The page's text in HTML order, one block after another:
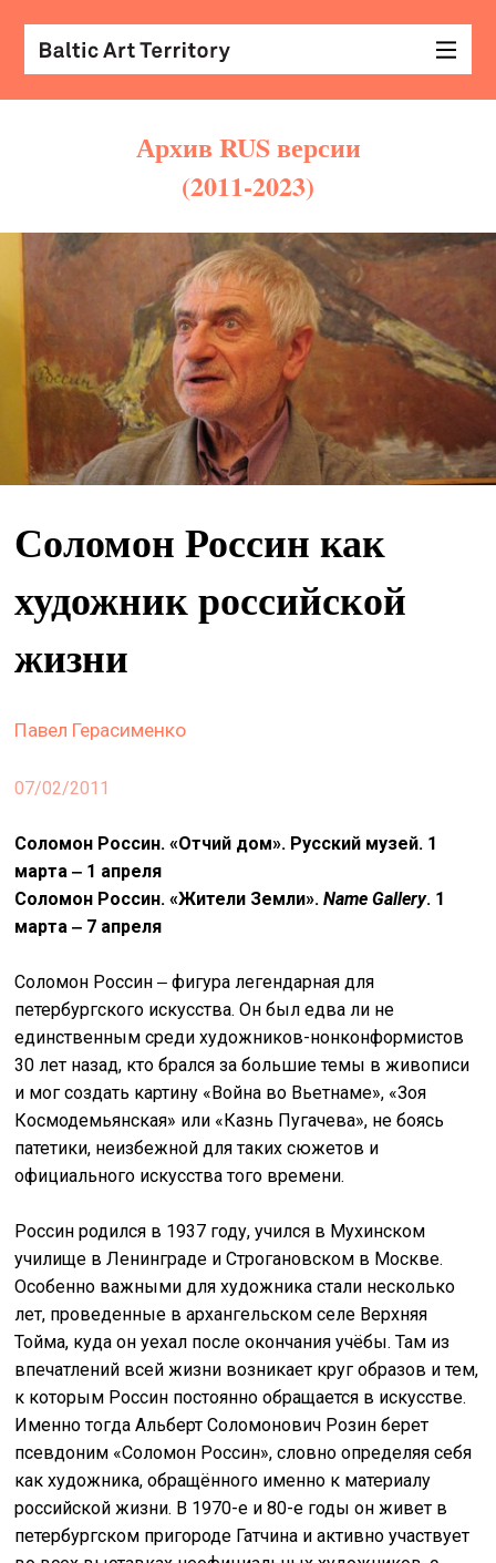
Архив RUS версии
(2011-2023)
Соломон Россин как
художник российской
жизни
Павел Герасименко
07/02/2011
Соломон Россин. «Отчий дом». Русский музей. 1
марта ‒ 1 апреля
Соломон Россин. «Жители Земли».Name Gallery. 1
марта ‒ 7 апреля
Соломон Россин ‒ фигура легендарная для
петербургского искусства. Он был едва ли не
единственным среди художников-нонконформистов
30 лет назад, кто брался за большие темы в живописи
и мог создать картину «Война во Вьетнаме», «Зоя
Космодемьянская» или «Казнь Пугачева», не боясь
патетики, неизбежной для таких сюжетов и
официального искусства того времени.
Россин родился в 1937 году, учился в Мухинском
училище в Ленинграде и Строгановском в Москве.
Особенно важными для художника стали несколько
лет, проведенные в архангельском селе Верхняя
Тойма, куда он уехал после окончания учёбы. Там из
впечатлений всей жизни возникает круг образов и тем,
к которым Россин постоянно обращается в искусстве.
Именно тогда Альберт Соломонович Розин берет
псевдоним «Соломон Россин», словно определяя себя
как художника, обращённого именно к материалу
российской жизни. В 1970-е и 80-е годы он живет в
петербургском пригороде Гатчина и активно участвует